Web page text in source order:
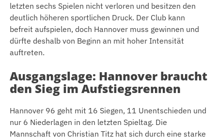
letzten sechs Spielen nicht verloren und besitzen den
deutlich höheren sportlichen Druck. Der Club kann
befreit aufspielen, doch Hannover muss gewinnen und
dürfte deshalb von Beginn an mit hoher Intensität
auftreten.
Ausgangslage: Hannover braucht
den Sieg im Aufstiegsrennen
Hannover 96 geht mit 16 Siegen, 11 Unentschieden und
nur 6 Niederlagen in den letzten Spieltag. Die
Mannschaft von Christian Titz hat sich durch eine starke